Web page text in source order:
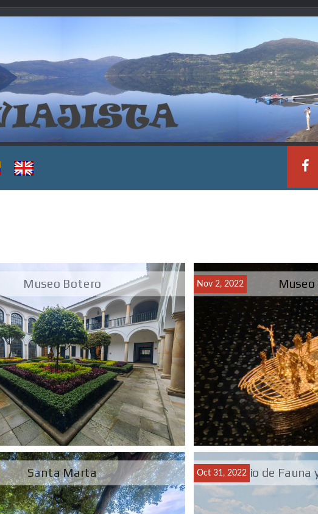
Museo Botero Museo
Nov 2, 2022
Santa Marta Santuario de Fauna
Oct 31, 2022